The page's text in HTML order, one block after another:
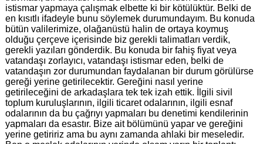
istismar yapmaya çalışmak elbette ki bir kötülüktür. Belki de
en kısıtlı ifadeyle bunu söylemek durumundayım. Bu konuda
bütün valilerimize, olağanüstü halin de ortaya koymuş
olduğu çerçeve içerisinde biz gerekli talimatları verdik,
gerekli yazıları gönderdik. Bu konuda bir fahiş fiyat veya
vatandaşı zorlayıcı, vatandaşı istismar eden, belki de
vatandaşın zor durumundan faydalanan bir durum görülürse
gereği yerine getirilecektir. Gereğini nasıl yerine
getirileceğini de arkadaşlara tek tek izah ettik. İlgili sivil
toplum kuruluşlarının, ilgili ticaret odalarının, ilgili esnaf
odalarının da bu çağrıyı yapmaları bu denetimi kendilerinin
yapmaları da esastır. Bize ait bölümünü yapar ve gereğini
yerine getiririz ama bu aynı zamanda ahlaki bir meseledir.